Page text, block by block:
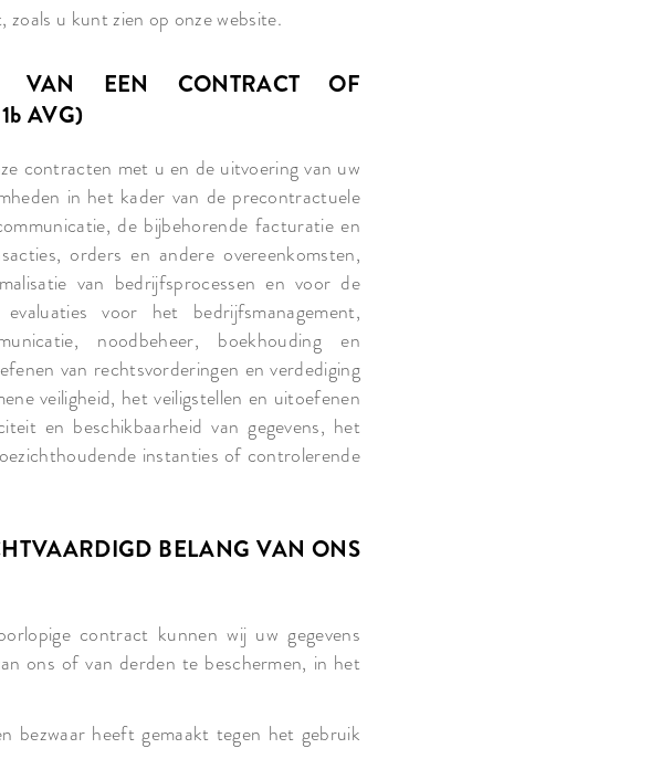
u kunt zien op onze website.
VAN EEN CONTRACT OF
AVG)
contracten met u en de uitvoering van uw
in het kader van de precontractuele
de bijbehorende facturatie en
orders en andere overeenkomsten,
van bedrijfsprocessen en voor de
voor het bedrijfsmanagement,
noodbeheer, boekhouding en
van rechtsvorderingen en verdediging
veiligheid, het veiligstellen en uitoefenen
en beschikbaarheid van gegevens, het
instanties of controlerende
BELANG VAN ONS
contract kunnen wij uw gegevens
ons of van derden te beschermen, in het
bezwaar heeft gemaakt tegen het gebruik